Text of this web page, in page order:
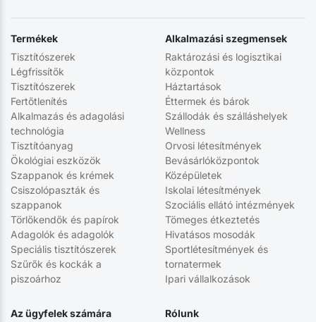
Termékek
Tisztítószerek
Légfrissítők
Tisztítószerek
Fertőtlenítés
Alkalmazás és adagolási
technológia
Tisztítóanyag
Ökológiai eszközök
Szappanok és krémek
Csiszolópaszták és
szappanok
Törlőkendők és papírok
Adagolók és adagolók
Speciális tisztítószerek
Szűrők és kockák a
piszoárhoz
Alkalmazási szegmensek
Raktározási és logisztikai
központok
Háztartások
Éttermek és bárok
Szállodák és szálláshelyek
Wellness
Orvosi létesítmények
Bevásárlóközpontok
Középületek
Iskolai létesítmények
Szociális ellátó intézmények
Tömeges étkeztetés
Hivatásos mosodák
Sportlétesítmények és
tornatermek
Ipari vállalkozások
Az ügyfelek számára Rólunk